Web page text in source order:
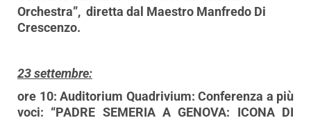
Orchestra”, diretta dal Maestro Manfredo Di
Crescenzo.
23 settembre:
ore 10: Auditorium Quadrivium: Conferenza a più
voci: “PADRE SEMERIA A GENOVA: ICONA DI